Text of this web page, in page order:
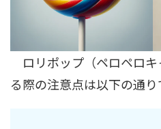
ロリポップ（ペロペロ
る際の注意点は以下の通り